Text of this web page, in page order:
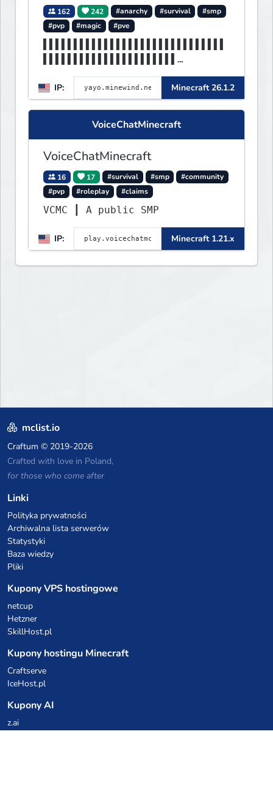
162 242 #anarchy #survival
#smp
#pvp
#magic #pve
▌▌▌▌▌▌▌▌▌▌▌▌▌▌▌▌▌▌▌▌▌▌▌▌▌▌▌▌▌▌
▌▌▌▌▌MINEWIND▌▌▌▌▌▌▌▌▌
IP: Minecraft 26.1.2
VoiceChatMinecraft
VoiceChatMinecraft
16 17 #survival #smp
#community
#pvp
#roleplay #claims
VCMC ┃ A public SMP
IP: Minecraft 1.21.x
mclist.io
Craftum © 2019-2026
Crafted with love in Poland,
for those who come after
Linki
Polityka prywatności
Archiwalna lista serwerów
Statystyki
Baza wiedzy
Pliki
Kupony VPS hostingowe
netcup
Hetzner
SkillHost.pl
Kupony hostingu Minecraft
Craftserve
IceHost.pl
Kupony AI
z.ai